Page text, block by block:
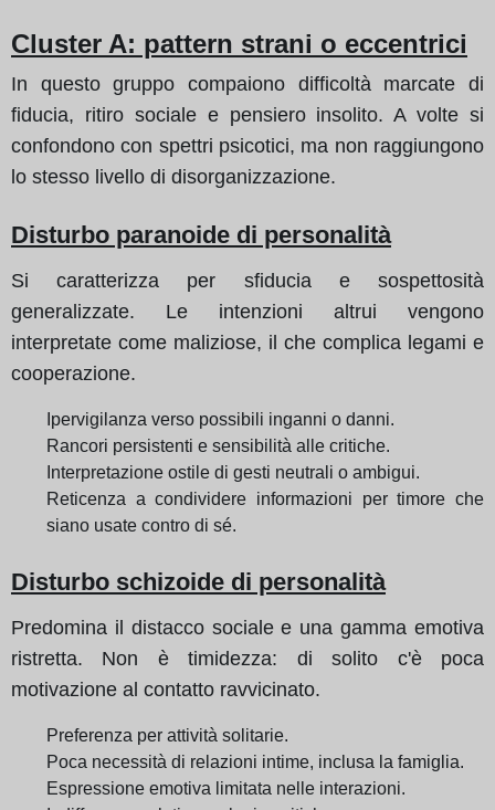
Cluster A: pattern strani o eccentrici
In questo gruppo compaiono difficoltà marcate di
fiducia, ritiro sociale e pensiero insolito. A volte si
confondono con spettri psicotici, ma non raggiungono
lo stesso livello di disorganizzazione.
Disturbo paranoide di personalità
Si caratterizza per sfiducia e sospettosità
generalizzate. Le intenzioni altrui vengono
interpretate come maliziose, il che complica legami e
cooperazione.
Ipervigilanza verso possibili inganni o danni.
Rancori persistenti e sensibilità alle critiche.
Interpretazione ostile di gesti neutrali o ambigui.
Reticenza a condividere informazioni per timore che
siano usate contro di sé.
Disturbo schizoide di personalità
Predomina il distacco sociale e una gamma emotiva
ristretta. Non è timidezza: di solito c'è poca
motivazione al contatto ravvicinato.
Preferenza per attività solitarie.
Poca necessità di relazioni intime, inclusa la famiglia.
Espressione emotiva limitata nelle interazioni.